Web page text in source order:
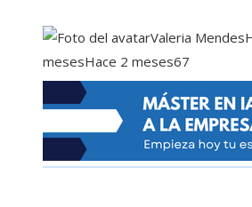
Valeria Mendes
mesesHace 2 meses67